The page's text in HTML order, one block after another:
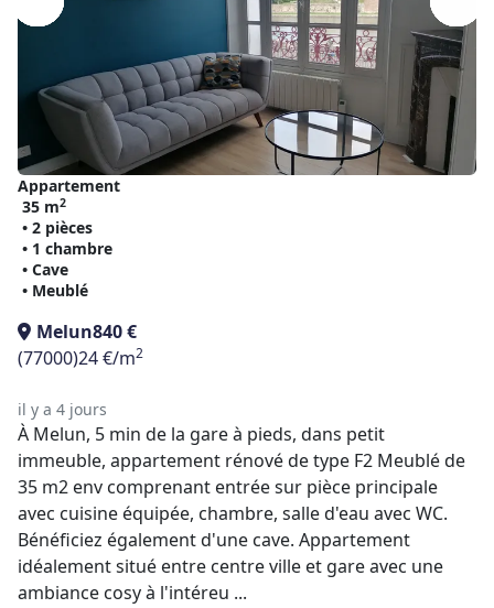
Appartement
35 m2
• 2 pièces
• 1 chambre
• Cave
• Meublé
Melun840 €
(77000)24 €/m2
il y a 4 jours
À Melun, 5 min de la gare à pieds, dans petit
immeuble, appartement rénové de type F2 Meublé de
35 m2 env comprenant entrée sur pièce principale
avec cuisine équipée, chambre, salle d'eau avec WC.
Bénéficiez également d'une cave. Appartement
idéalement situé entre centre ville et gare avec une
ambiance cosy à l'intéreu ...